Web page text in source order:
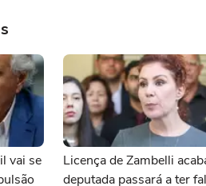
vai se
Licença de Zambelli
deputada passará a ter